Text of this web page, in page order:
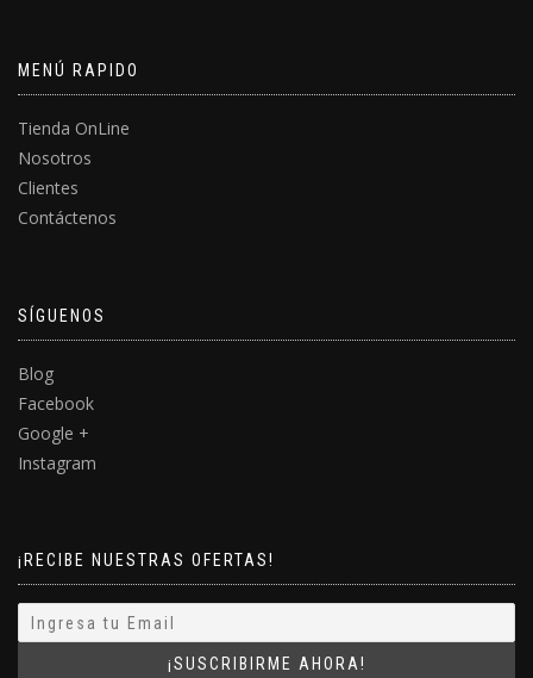
MENÚ RAPIDO
Tienda OnLine
Nosotros
Clientes
Contáctenos
SÍGUENOS
Blog
Facebook
Google +
Instagram
¡RECIBE NUESTRAS OFERTAS!